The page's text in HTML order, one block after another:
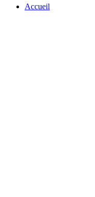
Accueil